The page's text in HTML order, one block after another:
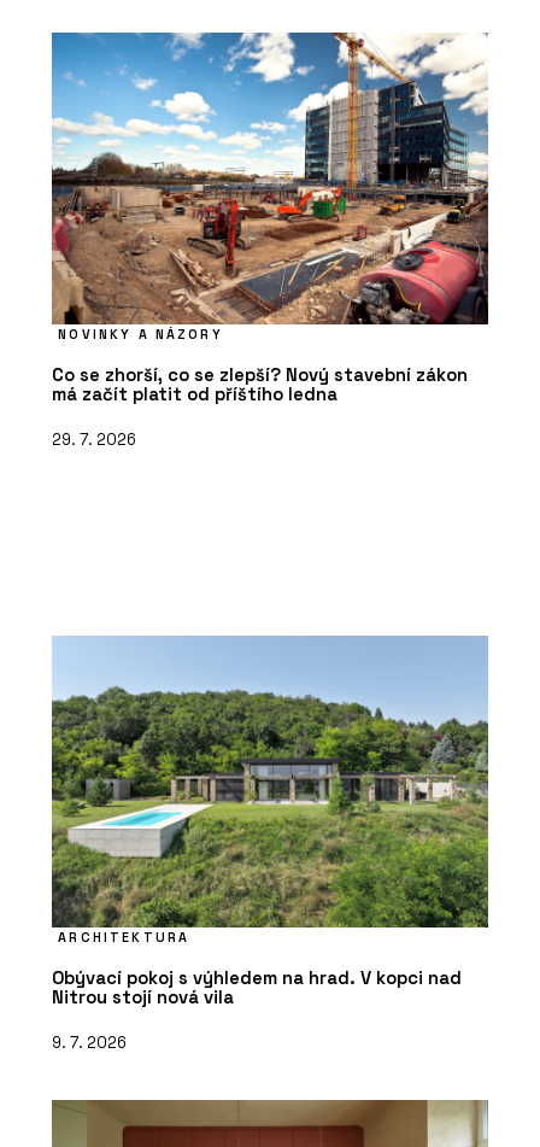
NOVINKY A NÁZORY
Co se zhorší, co se zlepší? Nový stavební zákon
má začít platit od příštího ledna
29. 7. 2026
ARCHITEKTURA
Obývací pokoj s výhledem na hrad. V kopci nad
Nitrou stojí nová vila
9. 7. 2026